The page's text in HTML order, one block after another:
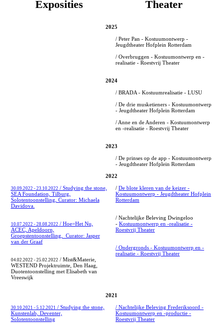
Exposities Theater
2025
/ Peter Pan - Kostuumontwerp -
Jeugdtheater Hofplein Rotterdam
/ Overbruggen - Kostuumontwerp en -
realisatie - Roestvrij Theater
2024
/ BRADA - Kostuumrealisatie - LUSU
/ De drie musketieners - Kostuumontwerp
- Jeugdtheater Hofplein Rotterdam
/ Anne en de Anderen - Kostuumontwerp
en -realisatie - Roestvrij Theater
2023
/ De prinses op de app - Kostuumontwerp
- Jeugdtheater Hofplein Rotterdam
2022
30.09.2022 - 23.10.2022 / Studying the stone,
SEA Foundation, Tilburg,
Solotentoonstelling, Curator: Michaela
Davidova.
10.07.2022 - 28.08.2022 / Hoe=Het Nu,
ACEC, Apeldoorn,
Groepstentoonstelling, Curator: Jasper
van der Graaf
04.02.2022 - 25.02.2022 / Mist&Materie,
WESTEND Projektruimte, Den Haag,
Duotentoonstelling met Elisabeth van
Vreeswijk
/De blote kleren van de keizer -
Kostuumontwerp - Jeugdtheater Hofplein
Rotterdam
/ Nachtelijke Beleving Dwingeloo
-Kostuumontwerp en -realisatie -
Roestvrij Theater
/ Ondergronds - Kostuumontwerp en -
realisatie - Roestvrij Theater
2021
30.10.2021 - 5.12.2021 / Studying the stone,
Kunstenlab, Deventer,
Solotentoonstelling
/ Nachtelijke Beleving Frederiksoord -
Kostuumontwerp en -productie -
Roestvrij Theater